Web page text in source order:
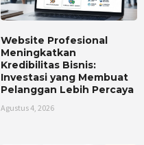
Website Profesional
Meningkatkan
Kredibilitas Bisnis:
Investasi yang Membuat
Pelanggan Lebih Percaya
Agustus 4, 2026